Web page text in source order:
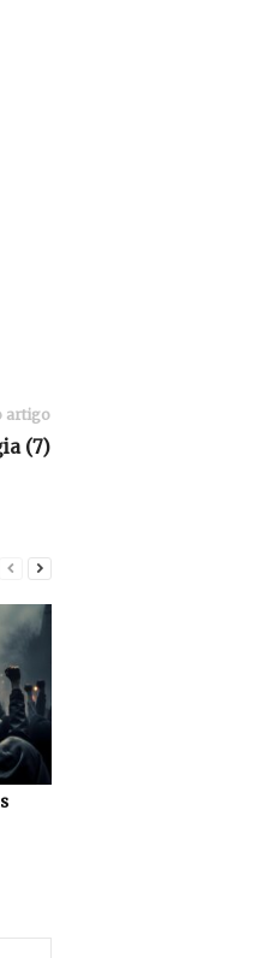
artigo
(7)